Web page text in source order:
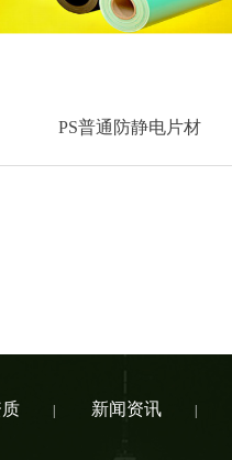
PS普通防静电片材
新闻资讯